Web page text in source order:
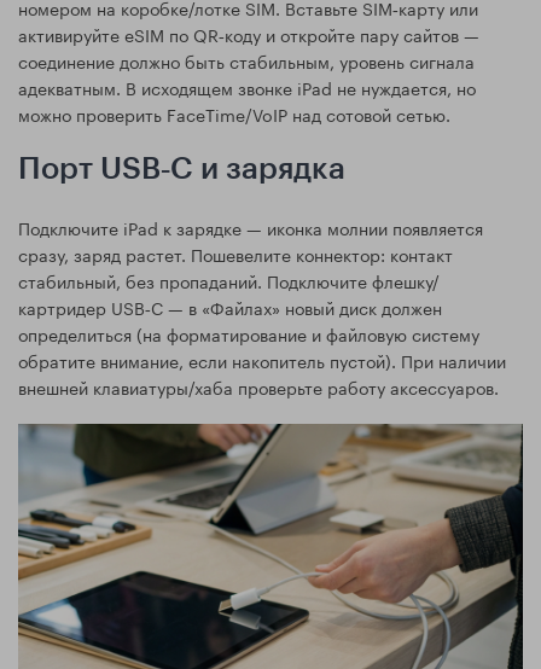
номером на коробке/лотке SIM. Вставьте SIM‑карту или
активируйте eSIM по QR‑коду и откройте пару сайтов —
соединение должно быть стабильным, уровень сигнала
адекватным. В исходящем звонке iPad не нуждается, но
можно проверить FaceTime/VoIP над сотовой сетью.
Порт USB‑C и зарядка
Подключите iPad к зарядке — иконка молнии появляется
сразу, заряд растет. Пошевелите коннектор: контакт
стабильный, без пропаданий. Подключите флешку/
картридер USB‑C — в «Файлах» новый диск должен
определиться (на форматирование и файловую систему
обратите внимание, если накопитель пустой). При наличии
внешней клавиатуры/хаба проверьте работу аксессуаров.